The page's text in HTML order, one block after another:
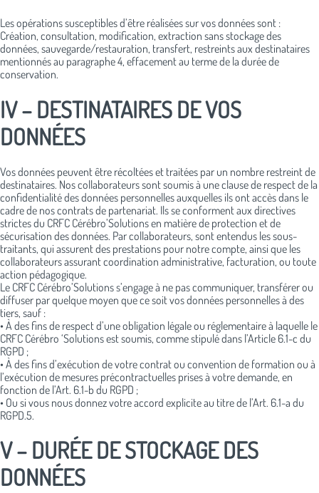
Les opérations susceptibles d’être réalisées sur vos données sont :
Création, consultation, modification, extraction sans stockage des
données, sauvegarde/restauration, transfert, restreints aux destinataires
mentionnés au paragraphe 4, effacement au terme de la durée de
conservation.
IV – DESTINATAIRES DE VOS
DONNÉES
Vos données peuvent être récoltées et traitées par un nombre restreint de
destinataires. Nos collaborateurs sont soumis à une clause de respect de la
confidentialité des données personnelles auxquelles ils ont accès dans le
cadre de nos contrats de partenariat. Ils se conforment aux directives
strictes du CRFC Cérébro’Solutions en matière de protection et de
sécurisation des données. Par collaborateurs, sont entendus les sous-
traitants, qui assurent des prestations pour notre compte, ainsi que les
collaborateurs assurant coordination administrative, facturation, ou toute
action pédagogique.
Le CRFC Cérébro’Solutions s’engage à ne pas communiquer, transférer ou
diffuser par quelque moyen que ce soit vos données personnelles à des
tiers, sauf :
• À des fins de respect d’une obligation légale ou réglementaire à laquelle le
CRFC Cérébro ‘Solutions est soumis, comme stipulé dans l’Article 6.1-c du
RGPD ;
• À des fins d’exécution de votre contrat ou convention de formation ou à
l’exécution de mesures précontractuelles prises à votre demande, en
fonction de l’Art. 6.1-b du RGPD ;
• Ou si vous nous donnez votre accord explicite au titre de l’Art. 6.1-a du
RGPD.5.
V – DURÉE DE STOCKAGE DES
DONNÉES